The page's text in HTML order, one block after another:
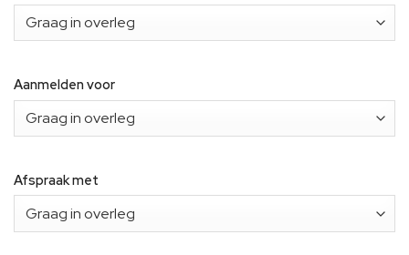
Aanmelden voor
Afspraak met